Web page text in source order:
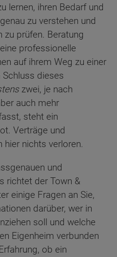
lernen, ihren Bedarf und
zu verstehen und
zu prüfen. Beratung
professionelle
auf ihrem Weg zu einer
dieses
zwei, je nach
auch mehr
steht ein
Verträge und
hier nichts verloren.
und
richtet der Town &
einige Fragen an Sie,
darüber, wer in
soll und welche
Eigenheim verbunden
ob ein